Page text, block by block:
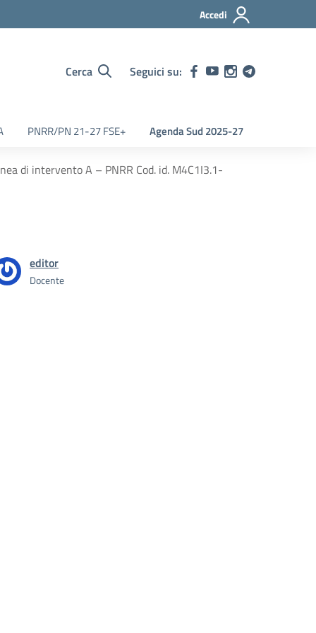
Accedi
Cerca Seguici su:
PNRR/PN 21-27 FSE+ Agenda Sud 2025-27
di intervento A – PNRR Cod. id. M4C1I3.1-
editor
Docente